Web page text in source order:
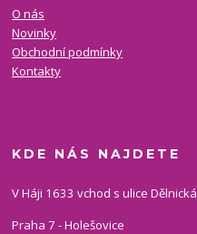
O nás
Novinky
Obchodní podmínky
Kontakty
KDE NÁS NAJDETE
V Háji 1633 vchod s ulice Dělnická
Praha 7 - Holešovice